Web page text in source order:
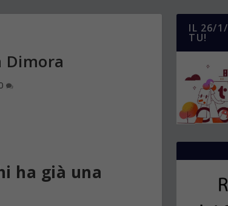
Dimora
ha già una
IL 26/
TU!